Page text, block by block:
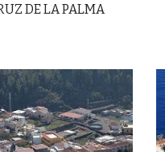
DE LA PALMA